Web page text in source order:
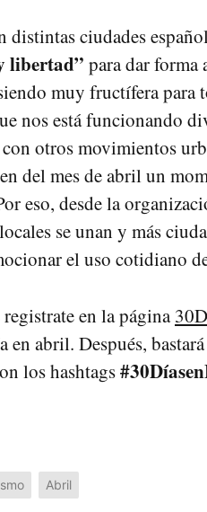
ciudades
libertad” para dar forma
muy fructífera para
nos está funcionando
otros movimientos
del mes de abril un
eso, desde la
se unan y más
el uso cotidiano
en la página
abril. Después,
los hashtags
Abril